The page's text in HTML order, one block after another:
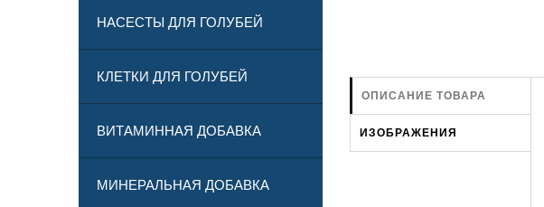
ОПИСАНИЕ ТОВАРА
ИЗОБРАЖЕНИЯ
НАСЕСТЫ ДЛЯ ГОЛУБЕЙ
КЛЕТКИ ДЛЯ ГОЛУБЕЙ
ВИТАМИННАЯ ДОБАВКА
МИНЕРАЛЬНАЯ ДОБАВКА